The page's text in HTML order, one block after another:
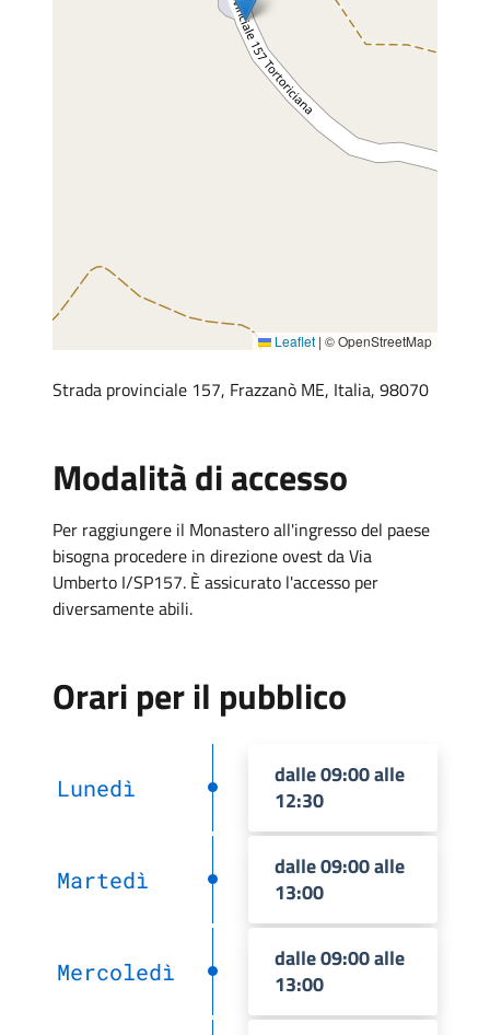
Leaflet | © OpenStreetMap
Strada provinciale 157, Frazzanò ME, Italia, 98070
Modalità di accesso
Per raggiungere il Monastero all'ingresso del paese
bisogna procedere in direzione ovest da Via
Umberto I/SP157. È assicurato l'accesso per
diversamente abili.
Orari per il pubblico
Lunedì
dalle 09:00 alle
12:30
Martedì
dalle 09:00 alle
13:00
Mercoledì
dalle 09:00 alle
13:00